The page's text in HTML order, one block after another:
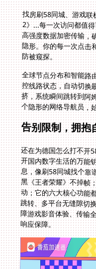
找房刷58同城、游戏
2》...每一次访问都值
高强度数据加密传输，
隐形。你的每一次点击
防被窥探。
全球节点分布和智能路
控线路状态，自动切
挤，系统瞬间跳转到阿
个隐形的网络导航员，
告别限制，拥抱
还在为德国怎么打不开
开国内数字生活的万能
息，像刷58同城找个靠
黑《王者荣耀》不掉帧
动；它的六大核心功能
跳转、多平台无缝隙切
障游戏影音体验、传输
响应保障。